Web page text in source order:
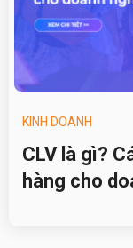
KINH DOANH
CLV là gì?
hàng cho